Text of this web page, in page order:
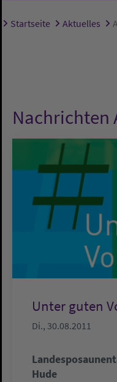
Sie sind hier:
Startseite Aktuelles
Nachrichten
Unter guten
Di., 30.08.2011
Hude